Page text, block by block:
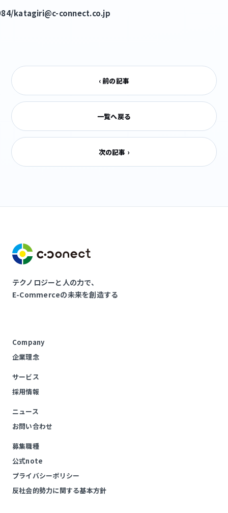
katagiri@c-connect.co.jp
‹ 前の記事
一覧へ戻る
次の記事 ›
テクノロジーと人の力で、
E-Commerceの未来を創造する
Company
企業理念
サービス
採用情報
ニュース
お問い合わせ
募集職種
公式note
プライバシーポリシー
反社会的勢力に関する基本方針